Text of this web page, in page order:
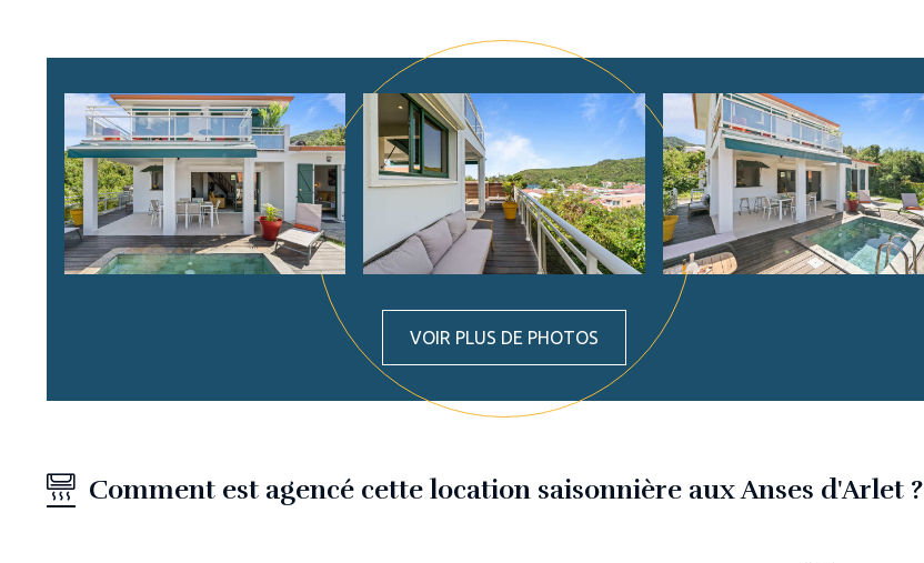
VOIR PLUS DE PHOTOS
Comment est agencé cette location saisonnière aux Anses d'Arlet ?